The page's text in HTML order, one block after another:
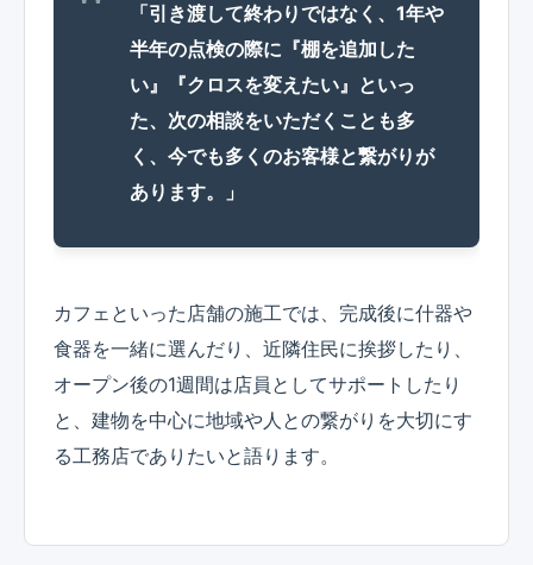
「引き渡して終わりではなく、1年や
半年の点検の際に『棚を追加した
い』『クロスを変えたい』といっ
た、次の相談をいただくことも多
く、今でも多くのお客様と繋がりが
あります。」
カフェといった店舗の施工では、完成後に什器や
食器を一緒に選んだり、近隣住民に挨拶したり、
オープン後の1週間は店員としてサポートしたり
と、建物を中心に地域や人との繋がりを大切にす
る工務店でありたいと語ります。